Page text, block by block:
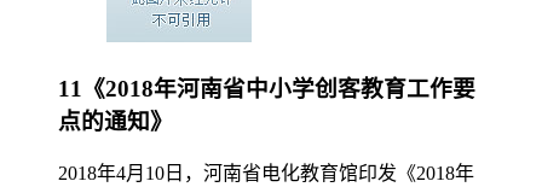
11《2018年河南省中小学创客教育工作要
点的通知》
2018年4月10日，河南省电化教育馆印发《2018年